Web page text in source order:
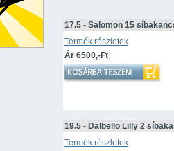
17.5 - Salomon 15
Termék részletek
Ár 6500,-Ft
19.5 - Dalbello Lilly 2
Termék részletek